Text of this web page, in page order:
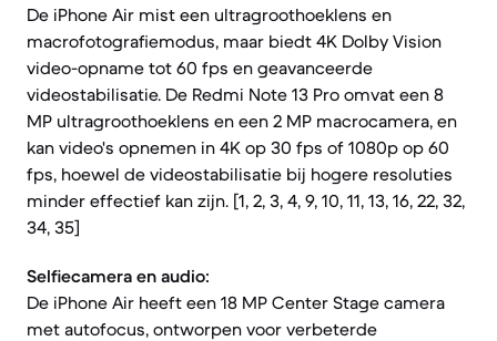
De iPhone Air mist een ultragroothoeklens en
macrofotografiemodus, maar biedt 4K Dolby Vision
video-opname tot 60 fps en geavanceerde
videostabilisatie. De Redmi Note 13 Pro omvat een 8
MP ultragroothoeklens en een 2 MP macrocamera, en
kan video's opnemen in 4K op 30 fps of 1080p op 60
fps, hoewel de videostabilisatie bij hogere resoluties
minder effectief kan zijn. [1, 2, 3, 4, 9, 10, 11, 13, 16, 22, 32,
34, 35]
Selfiecamera en audio:
De iPhone Air heeft een 18 MP Center Stage camera
met autofocus, ontworpen voor verbeterde